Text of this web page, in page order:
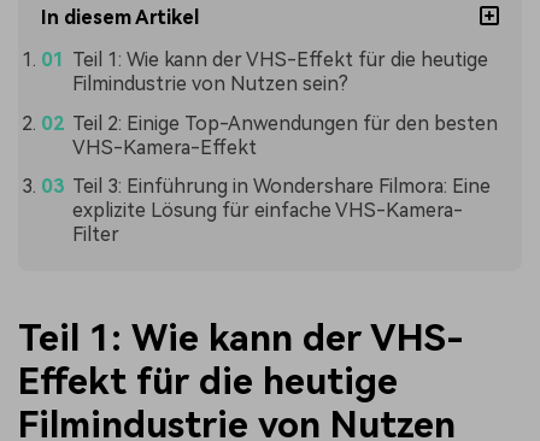
In diesem Artikel
Teil 1: Wie kann der VHS-Effekt für die heutige
Filmindustrie von Nutzen sein?
Teil 2: Einige Top-Anwendungen für den besten
VHS-Kamera-Effekt
Teil 3: Einführung in Wondershare Filmora: Eine
explizite Lösung für einfache VHS-Kamera-
Filter
Teil 1: Wie kann der VHS-
Effekt für die heutige
Filmindustrie von Nutzen